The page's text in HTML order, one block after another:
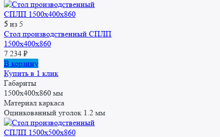
5 из 5
Стол производственный СПЛП
1500х400х860
7 234 ₽
В корзину
Купить в 1 клик
Габариты
1500x400x860 мм
Материал каркаса
Оцинкованный уголок 1.2 мм